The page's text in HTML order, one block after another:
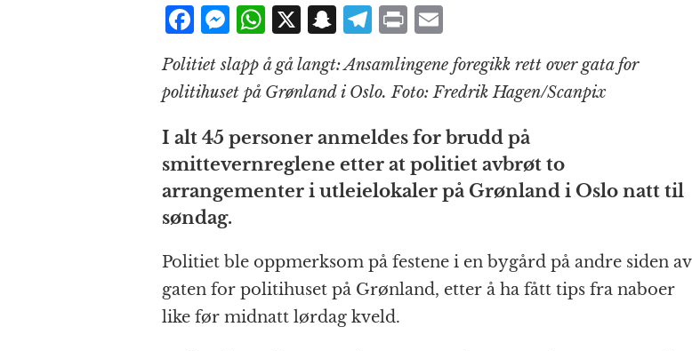
F
a
c
e
b
o
o
k
M
e
ss
e
n
g
e
r
W
h
at
s
A
p
p
X S
a
p
c
h
at
T
el
e
g
r
a
m
P
n
t
m
ai
l
Politiet slapp å gå langt: Ansamlingene foregikk rett over gata for
politihuset på Grønland i Oslo. Foto: Fredrik Hagen/Scanpix
I alt 45 personer anmeldes for brudd på
smittevernreglene etter at politiet avbrøt to
arrangementer i utleielokaler på Grønland i Oslo natt til
søndag.
Politiet ble oppmerksom på festene i en bygård på andre siden av
gaten for politihuset på Grønland, etter å ha fått tips fra naboer
like før midnatt lørdag kveld.